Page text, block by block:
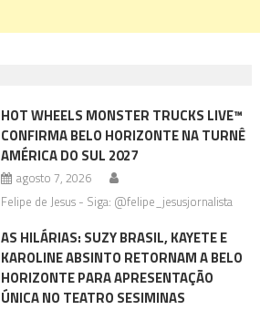
HOT WHEELS MONSTER TRUCKS LIVE™
CONFIRMA BELO HORIZONTE NA TURNÊ
AMÉRICA DO SUL 2027
agosto 7, 2026
Felipe de Jesus - Siga: @felipe_jesusjornalista
AS HILÁRIAS: SUZY BRASIL, KAYETE E
KAROLINE ABSINTO RETORNAM A BELO
HORIZONTE PARA APRESENTAÇÃO
ÚNICA NO TEATRO SESIMINAS